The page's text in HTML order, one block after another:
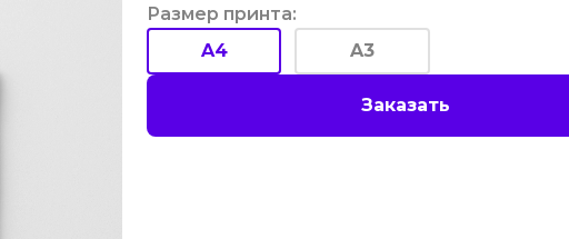
Размер принта:
A4
A3
Заказать